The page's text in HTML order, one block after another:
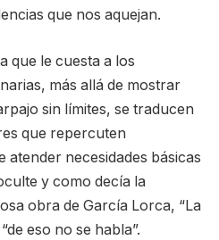
que nos aquejan.
que le cuesta a los
más allá de mostrar
sin límites, se traducen
que repercuten
atender necesidades básicas
y como decía la
obra de García Lorca, “La
eso no se habla”.